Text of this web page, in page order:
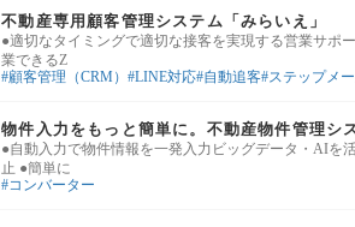
不動産専用顧客管理システム「みらいえ」
●適切なタイミングで適切な接客を実現する営業サポ
業できるZ
顧客管理（CRM） LINE対応 自動追客 ステップメ
物件入力をもっと簡単に。不動産物件管理シ
●自動入力で物件情報を一発入力ビッグデータ・AIを
止 ●簡単に
コンバーター